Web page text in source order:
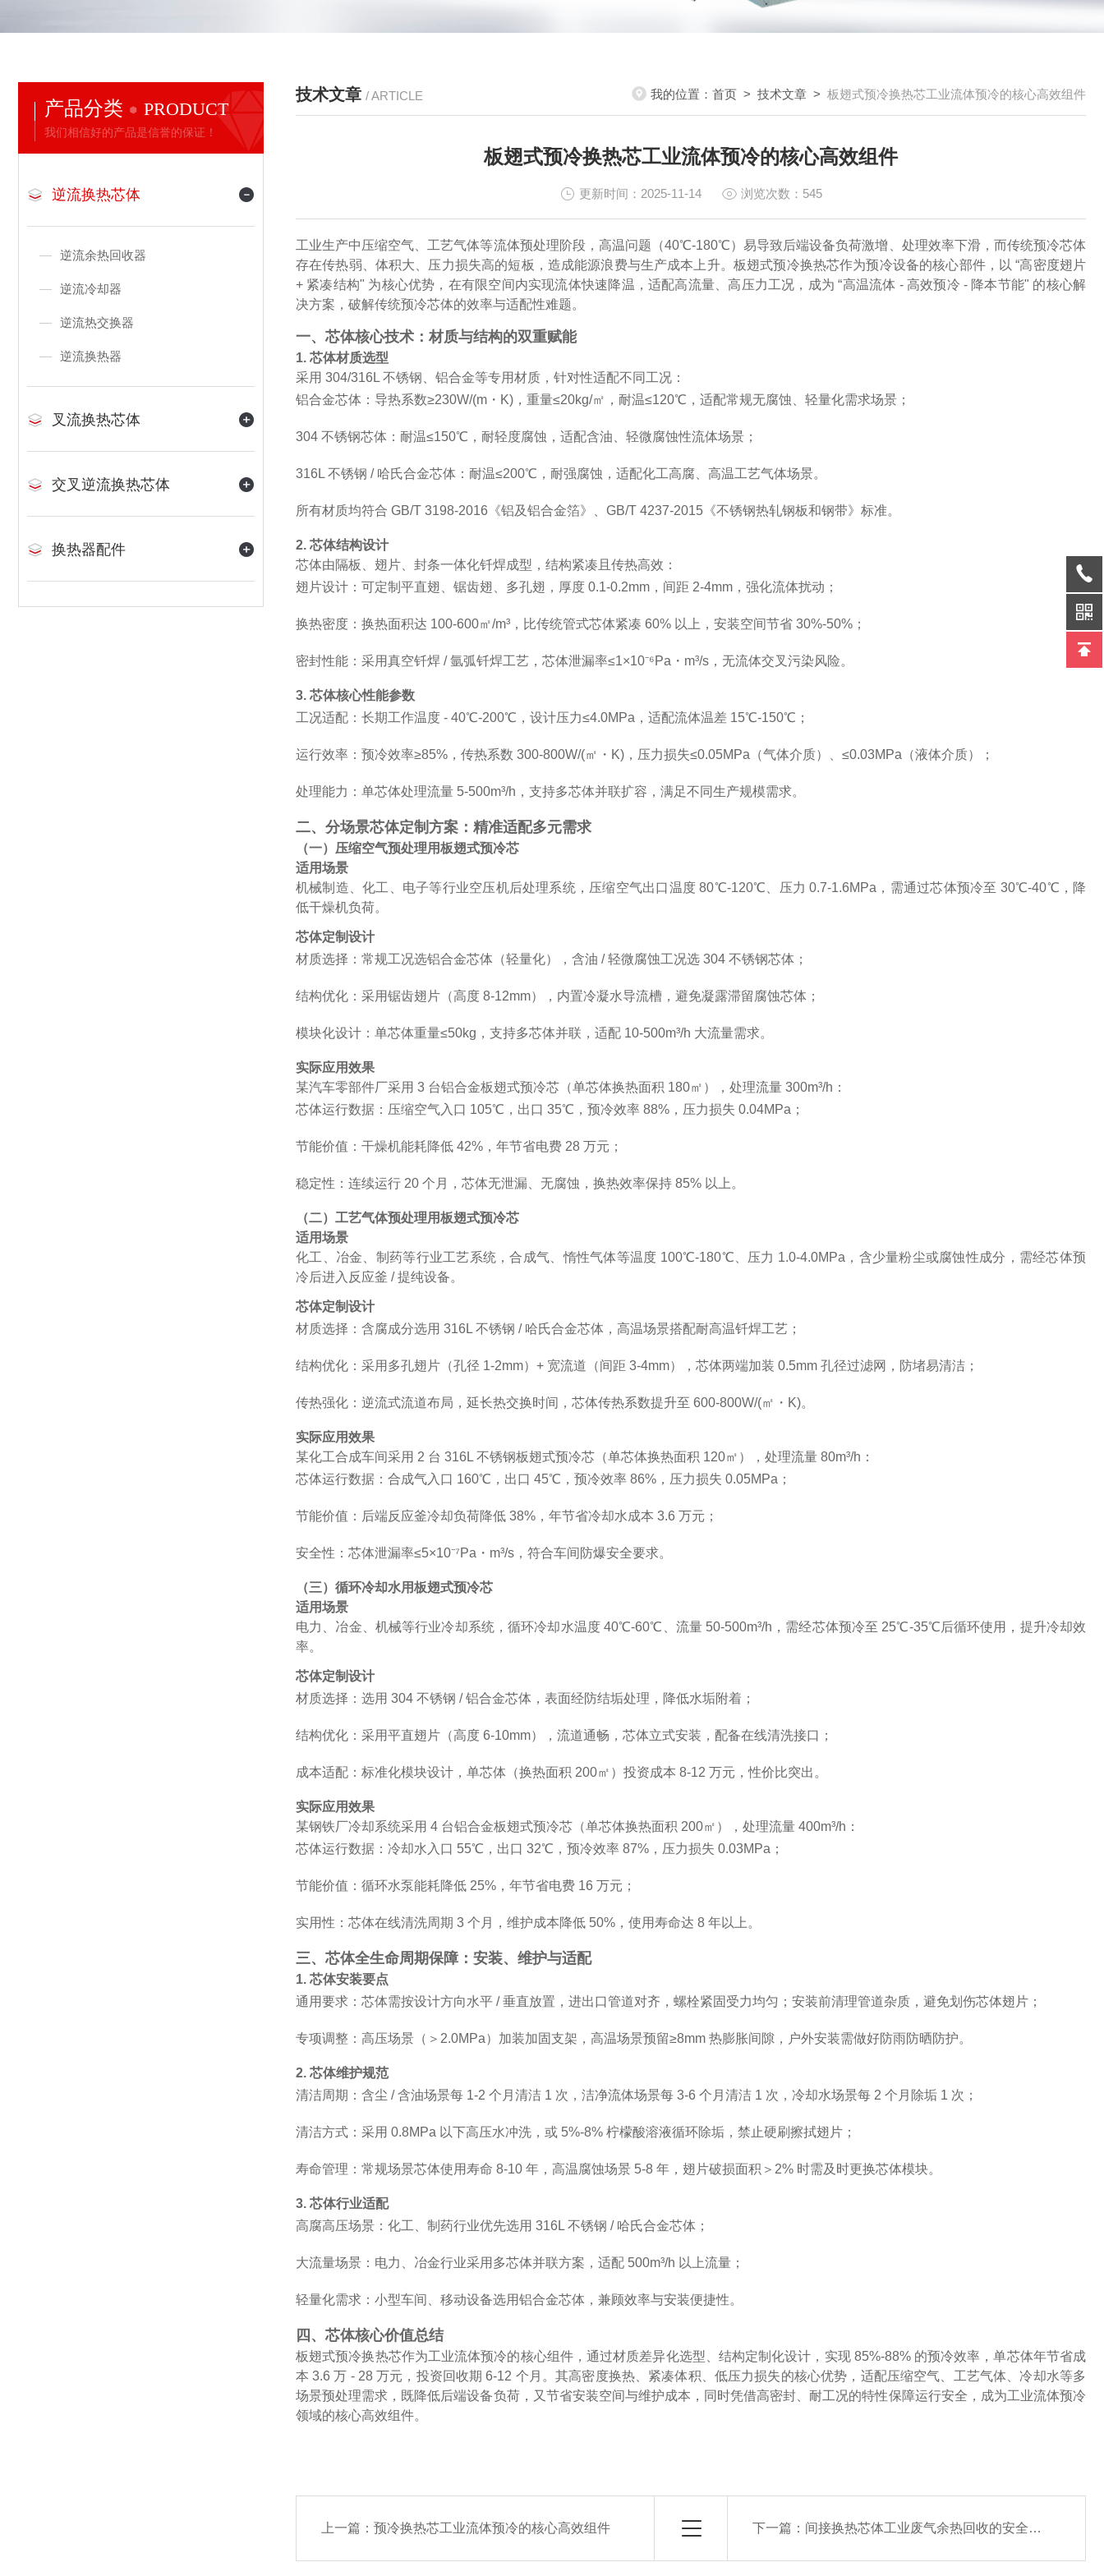
产品分类 PRODUCT
我们相信好的产品是信誉的保证！
逆流换热芯体
逆流余热回收器
逆流冷却器
逆流热交换器
逆流换热器
叉流换热芯体
交叉逆流换热芯体
换热器配件
技术文章 / ARTICLE 我的位置： 首页 > 技术文章 > 板翅式预冷换热芯工业流体预冷的核心高效组件
板翅式预冷换热芯工业流体预冷的核心高效组件
更新时间：2025-11-14 浏览次数：545
工业生产中压缩空气、工艺气体等流体预处理阶段，高温问题（40℃-180℃）易导致后端设备负荷激增、处理效率下滑，而传统预冷芯体
存在传热弱、体积大、压力损失高的短板，造成能源浪费与生产成本上升。板翅式预冷换热芯作为预冷设备的核心部件，以 “高密度翅片
+ 紧凑结构" 为核心优势，在有限空间内实现流体快速降温，适配高流量、高压力工况，成为 “高温流体 - 高效预冷 - 降本节能" 的核心解
决方案，破解传统预冷芯体的效率与适配性难题。
一、芯体核心技术：材质与结构的双重赋能
1. 芯体材质选型
采用 304/316L 不锈钢、铝合金等专用材质，针对性适配不同工况：
铝合金芯体：导热系数≥230W/(m・K)，重量≤20kg/㎡，耐温≤120℃，适配常规无腐蚀、轻量化需求场景；
304 不锈钢芯体：耐温≤150℃，耐轻度腐蚀，适配含油、轻微腐蚀性流体场景；
316L 不锈钢 / 哈氏合金芯体：耐温≤200℃，耐强腐蚀，适配化工高腐、高温工艺气体场景。
所有材质均符合 GB/T 3198-2016《铝及铝合金箔》、GB/T 4237-2015《不锈钢热轧钢板和钢带》标准。
2. 芯体结构设计
芯体由隔板、翅片、封条一体化钎焊成型，结构紧凑且传热高效：
翅片设计：可定制平直翅、锯齿翅、多孔翅，厚度 0.1-0.2mm，间距 2-4mm，强化流体扰动；
换热密度：换热面积达 100-600㎡/m³，比传统管式芯体紧凑 60% 以上，安装空间节省 30%-50%；
密封性能：采用真空钎焊 / 氩弧钎焊工艺，芯体泄漏率≤1×10⁻⁶Pa・m³/s，无流体交叉污染风险。
3. 芯体核心性能参数
工况适配：长期工作温度 - 40℃-200℃，设计压力≤4.0MPa，适配流体温差 15℃-150℃；
运行效率：预冷效率≥85%，传热系数 300-800W/(㎡・K)，压力损失≤0.05MPa（气体介质）、≤0.03MPa（液体介质）；
处理能力：单芯体处理流量 5-500m³/h，支持多芯体并联扩容，满足不同生产规模需求。
二、分场景芯体定制方案：精准适配多元需求
（一）压缩空气预处理用板翅式预冷芯
适用场景
机械制造、化工、电子等行业空压机后处理系统，压缩空气出口温度 80℃-120℃、压力 0.7-1.6MPa，需通过芯体预冷至 30℃-40℃，降
低干燥机负荷。
芯体定制设计
材质选择：常规工况选铝合金芯体（轻量化），含油 / 轻微腐蚀工况选 304 不锈钢芯体；
结构优化：采用锯齿翅片（高度 8-12mm），内置冷凝水导流槽，避免凝露滞留腐蚀芯体；
模块化设计：单芯体重量≤50kg，支持多芯体并联，适配 10-500m³/h 大流量需求。
实际应用效果
某汽车零部件厂采用 3 台铝合金板翅式预冷芯（单芯体换热面积 180㎡），处理流量 300m³/h：
芯体运行数据：压缩空气入口 105℃，出口 35℃，预冷效率 88%，压力损失 0.04MPa；
节能价值：干燥机能耗降低 42%，年节省电费 28 万元；
稳定性：连续运行 20 个月，芯体无泄漏、无腐蚀，换热效率保持 85% 以上。
（二）工艺气体预处理用板翅式预冷芯
适用场景
化工、冶金、制药等行业工艺系统，合成气、惰性气体等温度 100℃-180℃、压力 1.0-4.0MPa，含少量粉尘或腐蚀性成分，需经芯体预
冷后进入反应釜 / 提纯设备。
芯体定制设计
材质选择：含腐成分选用 316L 不锈钢 / 哈氏合金芯体，高温场景搭配耐高温钎焊工艺；
结构优化：采用多孔翅片（孔径 1-2mm）+ 宽流道（间距 3-4mm），芯体两端加装 0.5mm 孔径过滤网，防堵易清洁；
传热强化：逆流式流道布局，延长热交换时间，芯体传热系数提升至 600-800W/(㎡・K)。
实际应用效果
某化工合成车间采用 2 台 316L 不锈钢板翅式预冷芯（单芯体换热面积 120㎡），处理流量 80m³/h：
芯体运行数据：合成气入口 160℃，出口 45℃，预冷效率 86%，压力损失 0.05MPa；
节能价值：后端反应釜冷却负荷降低 38%，年节省冷却水成本 3.6 万元；
安全性：芯体泄漏率≤5×10⁻⁷Pa・m³/s，符合车间防爆安全要求。
（三）循环冷却水用板翅式预冷芯
适用场景
电力、冶金、机械等行业冷却系统，循环冷却水温度 40℃-60℃、流量 50-500m³/h，需经芯体预冷至 25℃-35℃后循环使用，提升冷却效
率。
芯体定制设计
材质选择：选用 304 不锈钢 / 铝合金芯体，表面经防结垢处理，降低水垢附着；
结构优化：采用平直翅片（高度 6-10mm），流道通畅，芯体立式安装，配备在线清洗接口；
成本适配：标准化模块设计，单芯体（换热面积 200㎡）投资成本 8-12 万元，性价比突出。
实际应用效果
某钢铁厂冷却系统采用 4 台铝合金板翅式预冷芯（单芯体换热面积 200㎡），处理流量 400m³/h：
芯体运行数据：冷却水入口 55℃，出口 32℃，预冷效率 87%，压力损失 0.03MPa；
节能价值：循环水泵能耗降低 25%，年节省电费 16 万元；
实用性：芯体在线清洗周期 3 个月，维护成本降低 50%，使用寿命达 8 年以上。
三、芯体全生命周期保障：安装、维护与适配
1. 芯体安装要点
通用要求：芯体需按设计方向水平 / 垂直放置，进出口管道对齐，螺栓紧固受力均匀；安装前清理管道杂质，避免划伤芯体翅片；
专项调整：高压场景（＞2.0MPa）加装加固支架，高温场景预留≥8mm 热膨胀间隙，户外安装需做好防雨防晒防护。
2. 芯体维护规范
清洁周期：含尘 / 含油场景每 1-2 个月清洁 1 次，洁净流体场景每 3-6 个月清洁 1 次，冷却水场景每 2 个月除垢 1 次；
清洁方式：采用 0.8MPa 以下高压水冲洗，或 5%-8% 柠檬酸溶液循环除垢，禁止硬刷擦拭翅片；
寿命管理：常规场景芯体使用寿命 8-10 年，高温腐蚀场景 5-8 年，翅片破损面积＞2% 时需及时更换芯体模块。
3. 芯体行业适配
高腐高压场景：化工、制药行业优先选用 316L 不锈钢 / 哈氏合金芯体；
大流量场景：电力、冶金行业采用多芯体并联方案，适配 500m³/h 以上流量；
轻量化需求：小型车间、移动设备选用铝合金芯体，兼顾效率与安装便捷性。
四、芯体核心价值总结
板翅式预冷换热芯作为工业流体预冷的核心组件，通过材质差异化选型、结构定制化设计，实现 85%-88% 的预冷效率，单芯体年节省成
本 3.6 万 - 28 万元，投资回收期 6-12 个月。其高密度换热、紧凑体积、低压力损失的核心优势，适配压缩空气、工艺气体、冷却水等多
场景预处理需求，既降低后端设备负荷，又节省安装空间与维护成本，同时凭借高密封、耐工况的特性保障运行安全，成为工业流体预冷
领域的核心高效组件。
上一篇： 预冷换热芯工业流体预冷的核心高效组件 下一篇： 间接换热芯体工业废气余热回收的安全高效解决方案